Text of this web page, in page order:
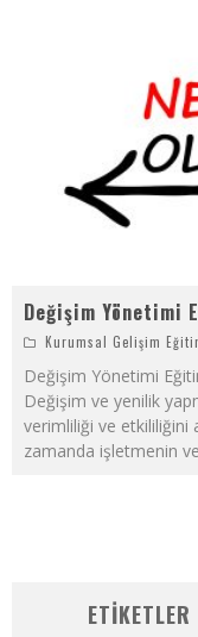
Değişim Yönetimi
Kurumsal Gelişim
Değişim Yönetimi
Değişim ve yenilik
verimliliği ve etkililiğini
zamanda işletmenin
ETIKETLER